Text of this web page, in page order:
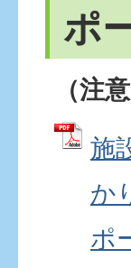
ポ
（注
施
か
ポ